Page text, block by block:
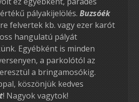
pályakijelölés. Buzsóék
felvertek kb. vagy ezer karót
hangulatú pályát
Egyébként is minden
a parkolótól az
a bringamosókig.
köszönjük kedves
! Nagyok vagytok!